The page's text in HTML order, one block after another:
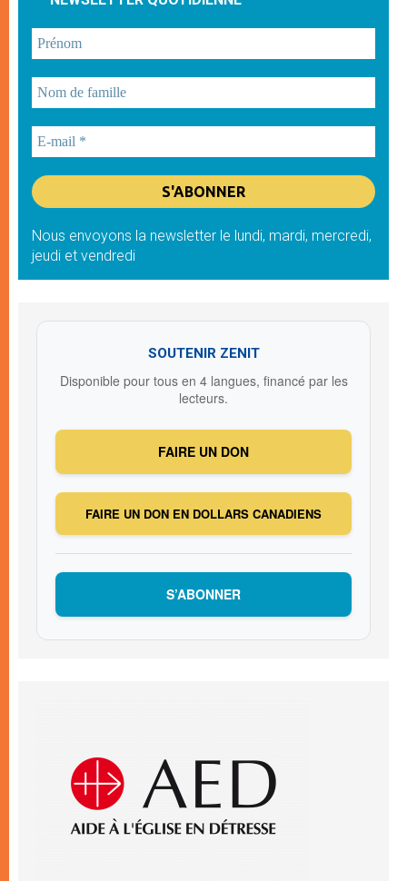
Nous envoyons la newsletter le lundi, mardi, mercredi,
jeudi et vendredi
SOUTENIR ZENIT
Disponible pour tous en 4 langues, financé par les
lecteurs.
FAIRE UN DON
FAIRE UN DON EN DOLLARS CANADIENS
S’ABONNER